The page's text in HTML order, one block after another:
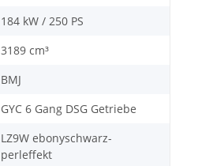
184 kW / 250 PS
3189 cm³
BMJ
GYC 6 Gang DSG Getriebe
LZ9W ebonyschwarz-
perleffekt